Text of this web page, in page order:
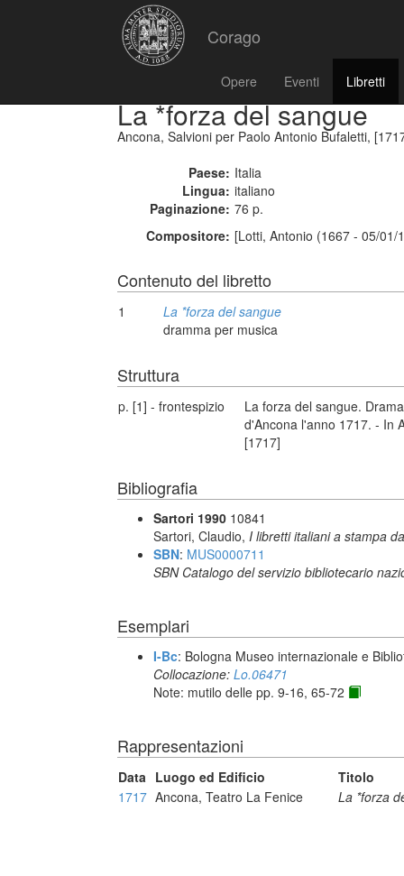
Corago
Opere Eventi Libretti
La *forza del sangue
Ancona, Salvioni per Paolo Antonio Bufaletti,
Paese: Italia
Lingua: italiano
Paginazione: 76 p.
Compositore: [Lotti, Antonio (1667 - 05/01/
Contenuto del libretto
1
La *forza del sangue
dramma per musica
Struttura
p. [1] - frontespizio
La forza del sangue.
d'Ancona l'anno 1717. - In
[1717]
Bibliografia
Sartori 1990 10841
Sartori, Claudio, I libretti italiani a stampa
SBN: MUS0000711
SBN Catalogo del servizio bibliotecario
Esemplari
I-Bc: Bologna Museo internazionale e
Collocazione: Lo.06471
Note: mutilo delle pp. 9-16, 65-72
Rappresentazioni
Data Luogo ed Edificio
Titolo
1717 Ancona, Teatro La Fenice La *forza